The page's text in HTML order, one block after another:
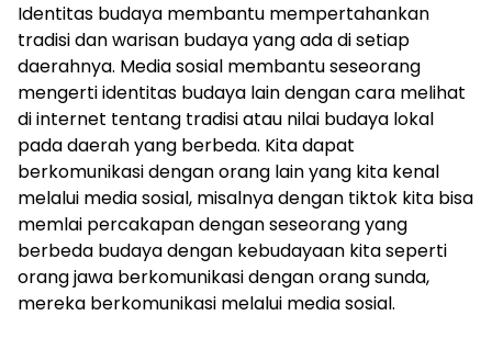
Identitas budaya membantu mempertahankan
tradisi dan warisan budaya yang ada di setiap
daerahnya. Media sosial membantu seseorang
mengerti identitas budaya lain dengan cara melihat
di internet tentang tradisi atau nilai budaya lokal
pada daerah yang berbeda. Kita dapat
berkomunikasi dengan orang lain yang kita kenal
melalui media sosial, misalnya dengan tiktok kita bisa
memlai percakapan dengan seseorang yang
berbeda budaya dengan kebudayaan kita seperti
orang jawa berkomunikasi dengan orang sunda,
mereka berkomunikasi melalui media sosial.